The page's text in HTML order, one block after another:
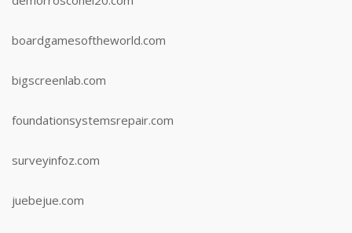
boardgamesoftheworld.com
bigscreenlab.com
foundationsystemsrepair.com
surveyinfoz.com
juebejue.com